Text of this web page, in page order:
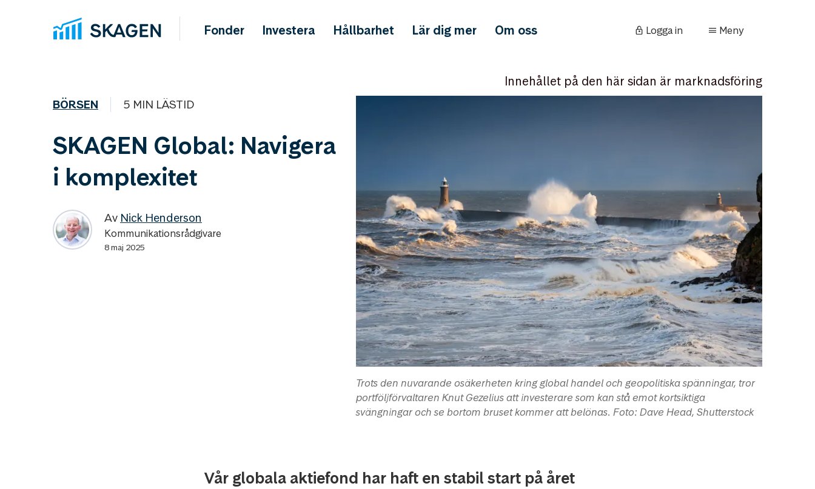
Fonder Investera Hållbarhet Lär dig mer Om oss Logga in Meny
Innehållet på den här sidan är marknadsföring
BÖRSEN 5 MIN LÄSTID
SKAGEN Global: Navigera
i komplexitet
Av Nick Henderson
Kommunikationsrådgivare
8 maj 2025
Trots den nuvarande osäkerheten kring global handel och geopolitiska spänningar, tror
portföljförvaltaren Knut Gezelius att investerare som kan stå emot kortsiktiga
svängningar och se bortom bruset kommer att belönas. Foto: Dave Head, Shutterstock
Vår globala aktiefond har haft en stabil start på året